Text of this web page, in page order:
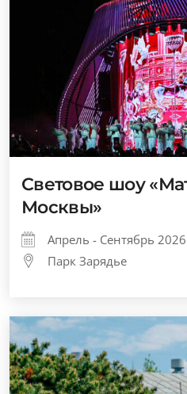
Световое шоу
Москвы»
Апрель - Сентябрь 2026
Парк Зарядье